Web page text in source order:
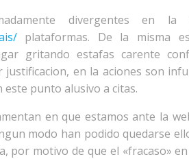
divergentes en la
plataformas. De la misma
gritando estafas carente
en la aciones son
este punto alusivo a citas.
en que estamos ante la
modo han podido quedarse
motivo de que el «fracaso»